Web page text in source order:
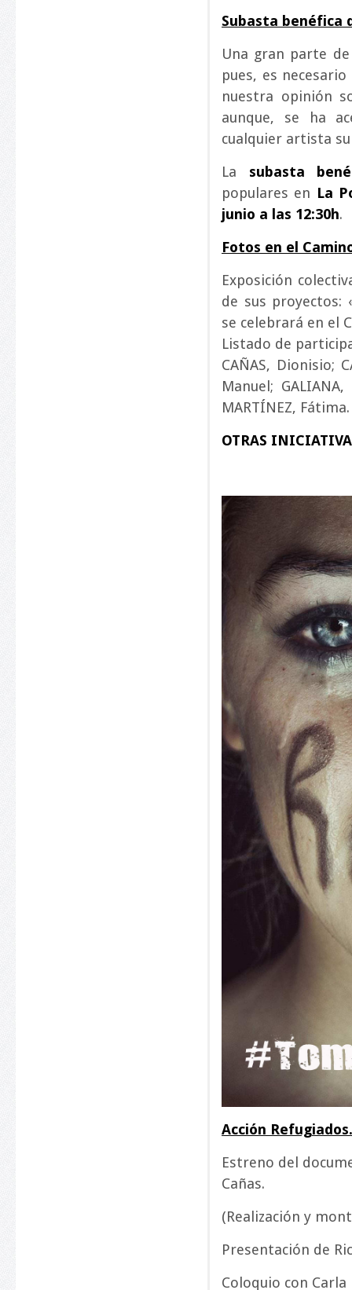
Subasta benéfica
Una gran parte
pues, es
nuestra opinión
aunque, se ha
cualquier artista
La subasta
populares en La
junio a las 12:30h.
Fotos en el
Exposición
de sus proyectos:
se celebrará en el
Listado de
CAÑAS, Dionisio;
Manuel; GALIANA,
MARTÍNEZ, Fátima.
OTRAS
Acción Refugiados.
Estreno del
Cañas.
(Realización y
Presentación de
Coloquio con Carla